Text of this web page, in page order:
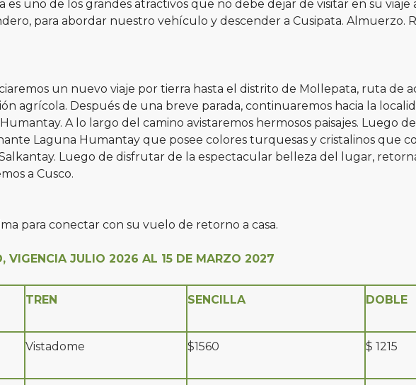
uno de los grandes atractivos que no debe dejar de visitar en su
para abordar nuestro vehículo y descender a Cusipata. Almuerzo.
un nuevo viaje por tierra hasta el distrito de Mollepata, ruta de
agrícola. Después de una breve parada, continuaremos hacia la
A lo largo del camino avistaremos hermosos paisajes. Luego
Laguna Humantay que posee colores turquesas y cristalinos que
Luego de disfrutar de la espectacular belleza del lugar,
a Cusco.
para conectar con su vuelo de retorno a casa.
VIGENCIA JULIO 2026 AL 15 DE MARZO 2027
TREN SENCILLA DOBLE
Vistadome $1560 $ 1215